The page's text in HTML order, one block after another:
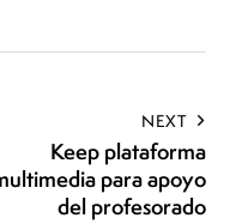
NEXT
Keep plataforma
para apoyo
del profesorado